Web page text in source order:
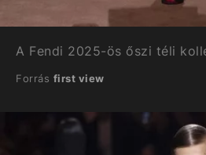
A Fendi 2025-ös őszi téli
Forrás first view